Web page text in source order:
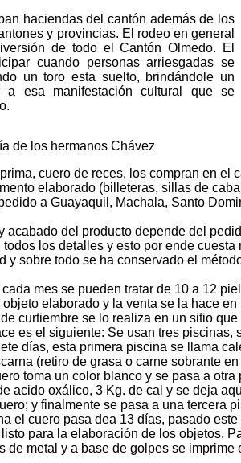
haciendas del cantón además de los
y provincias. El rodeo en general
de todo el Cantón Olmedo. El
cuando personas arriesgadas se
un toro esta suelto, brindándole un
a esa manifestación cultural que se
de los hermanos Chávez
cuero de reces, los compran en el
elaborado (billeteras, sillas de
a Guayaquil, Machala, Santo
acabado del producto depende del
todos los detalles y esto por ende
y sobre todo se ha conservado el
mes se pueden tratar de 10 a 12
elaborado y la venta se la hace
curtiembre se lo realiza en un sitio
es el siguiente: Se usan tres piscinas,
días, esta primera piscina se llama
(retiro de grasa o carne sobrante
toma un color blanco y se pasa a
acido oxálico, 3 Kg. de cal y se deja
y finalmente se pasa a una tercera
el cuero pasa dea 13 días, pasado
para la elaboración de los objetos.
de metal y a base de golpes se imprime